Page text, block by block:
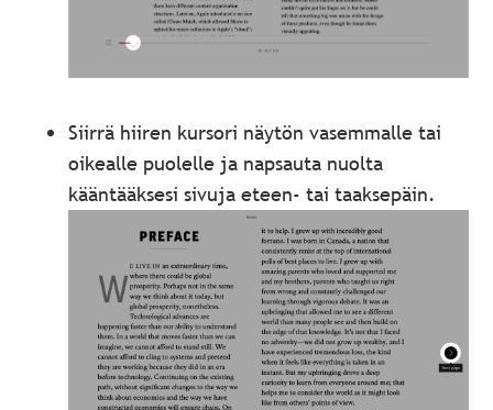
Siirrä hiiren kursori näytön vasemmalle tai
oikealle puolelle ja napsauta nuolta
kääntääksesi sivuja eteen- tai taaksepäin.